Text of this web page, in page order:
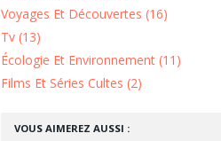
VOUS AIMEREZ AUSSI :
Voyages Et Découvertes (16)
Tv (13)
Écologie Et Environnement (11)
Films Et Séries Cultes (2)